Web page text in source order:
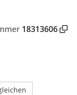
18313606